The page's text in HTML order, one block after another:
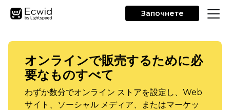
Започнете
オンラインで販売するために必
要なものすべて
わずか数分でオンライン ストアを設定し、Web
サイト、ソーシャル メディア、またはマーケッ